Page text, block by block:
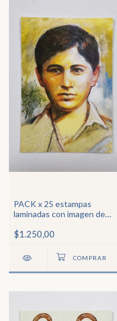
PACK x 25 estampas
laminadas con imagen de
$1.250,00